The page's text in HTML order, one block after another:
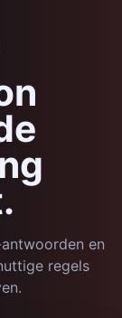
en
regels